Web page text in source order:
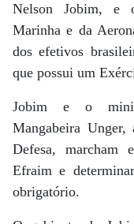
Nelson Jobim, e
Marinha e da
dos efetivos
que possui um
Jobim e o
Mangabeira
Defesa, marcham
Efraim e
obrigatório.